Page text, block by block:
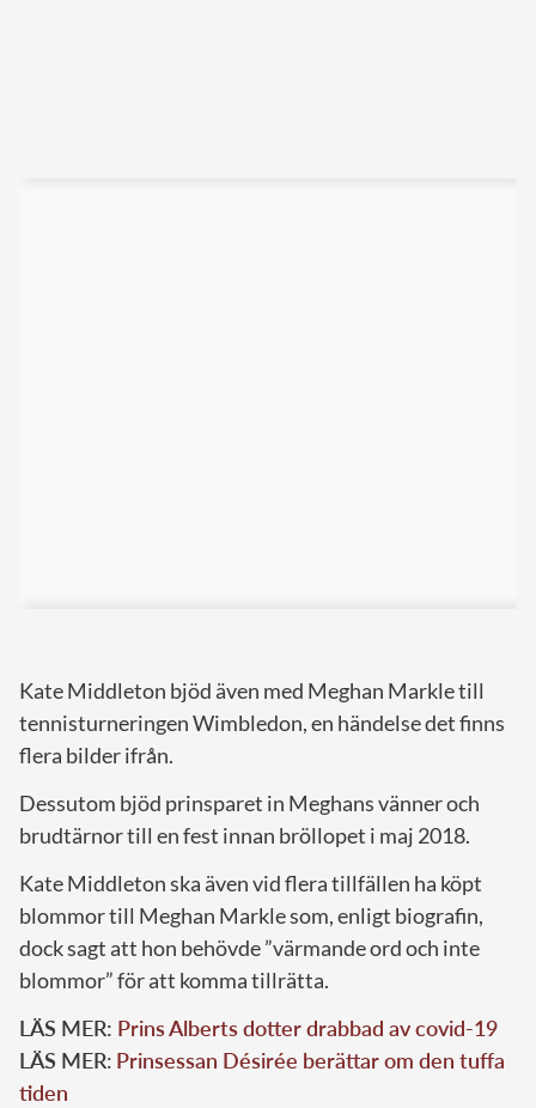
Kate Middleton bjöd även med Meghan Markle till
tennisturneringen Wimbledon, en händelse det finns
flera bilder ifrån.
Dessutom bjöd prinsparet in Meghans vänner och
brudtärnor till en fest innan bröllopet i maj 2018.
Kate Middleton ska även vid flera tillfällen ha köpt
blommor till Meghan Markle som, enligt biografin,
dock sagt att hon behövde ”värmande ord och inte
blommor” för att komma tillrätta.
LÄS MER: Prins Alberts dotter drabbad av covid-19
LÄS MER: Prinsessan Désirée berättar om den tuffa
tiden